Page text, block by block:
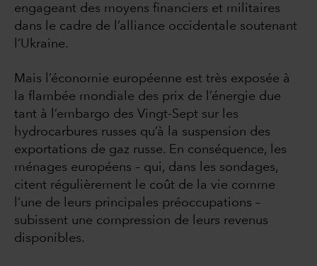
engageant des moyens financiers et militaires
dans le cadre de l’alliance occidentale soutenant
l’Ukraine.
Mais l’économie européenne est très exposée à
la flambée mondiale des prix de l’énergie due
tant à l’embargo des Vingt-Sept sur les
hydrocarbures russes qu’à la suspension des
exportations de gaz russe. En conséquence, les
ménages européens – qui, dans les sondages,
citent régulièrement le coût de la vie comme
l’une de leurs principales préoccupations –
subissent une compression de leurs revenus
disponibles.